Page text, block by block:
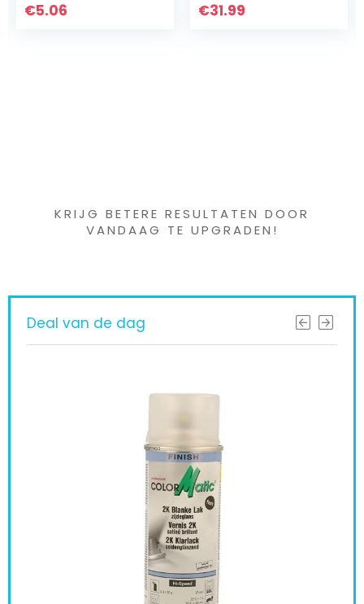
€31.99
kras- en…
€49.89
KRIJG BETERE RESULTATEN DOOR
VANDAAG TE UPGRADEN!
Deal van de dag